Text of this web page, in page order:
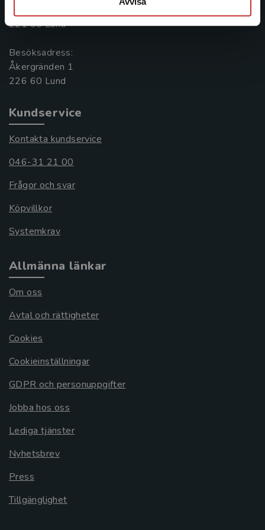
221 00 Lund
Besöksadress:
Åkergränden 1
Kundservice
Kontakta kundservice
046-31 21 00
Frågor och svar
Köpvillkor
Systemkrav
Allmänna länkar
Om oss
Avtal och rättigheter
Cookies
Cookieinställningar
GDPR och personuppgifter
Jobba hos oss
Lediga tjänster
Nyhetsbrev
Press
Tillgänglighet